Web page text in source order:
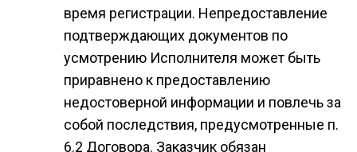
время регистрации. Непредоставление
подтверждающих документов по
усмотрению Исполнителя может быть
приравнено к предоставлению
недостоверной информации и повлечь за
собой последствия, предусмотренные п.
6.2 Договора. Заказчик обязан